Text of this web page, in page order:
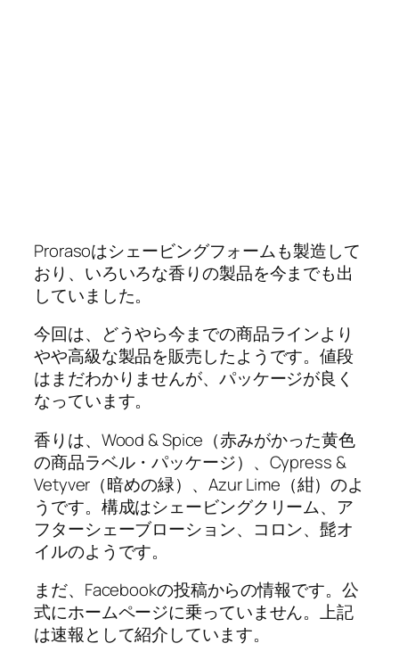
Prorasoはシェービングフォームも製造して
おり、いろいろな香りの製品を今までも出
していました。
今回は、どうやら今までの商品ラインより
やや高級な製品を販売したようです。値段
はまだわかりませんが、パッケージが良く
なっています。
香りは、Wood & Spice（赤みがかった黄色
の商品ラベル・パッケージ）、Cypress &
Vetyver（暗めの緑）、Azur Lime（紺）のよ
うです。構成はシェービングクリーム、ア
フターシェーブローション、コロン、髭オ
イルのようです。
まだ、Facebookの投稿からの情報です。公
式にホームページに乗っていません。上記
は速報として紹介しています。